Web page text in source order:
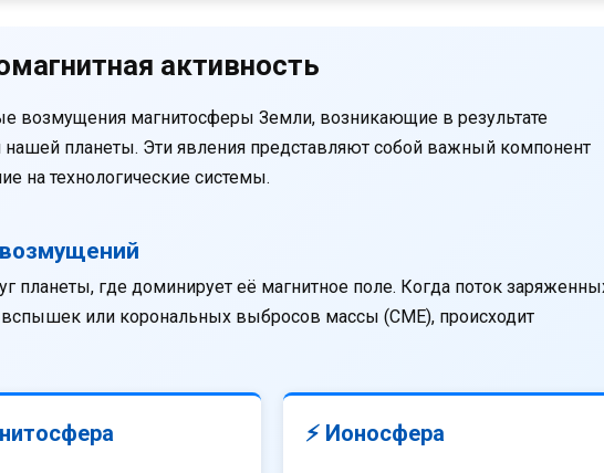
активность
возмущения магнитосферы Земли, возникающие в результате
планеты. Эти явления представляют собой важный компонент
на технологические системы.
планеты, где доминирует её магнитное поле. Когда поток
вспышек или корональных выбросов массы (CME), происходит
⚡ Ионосфера